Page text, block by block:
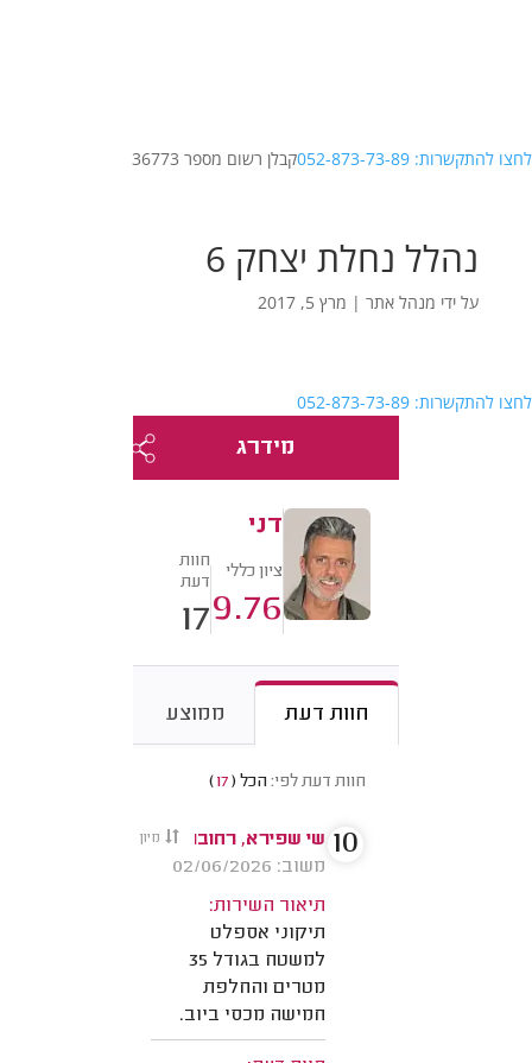
לחצו להתקשרות: 052-873-73-89 קבלן רשום מספר 36773
נהלל נחלת יצחק 6
על ידי מנהל אתר| מרץ 5, 2017
לחצו להתקשרות: 052-873-73-89